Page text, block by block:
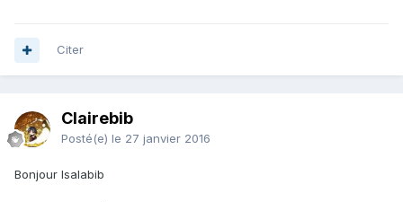
Citer
Clairebib
Posté(e) le 27 janvier 2016
Bonjour Isalabib